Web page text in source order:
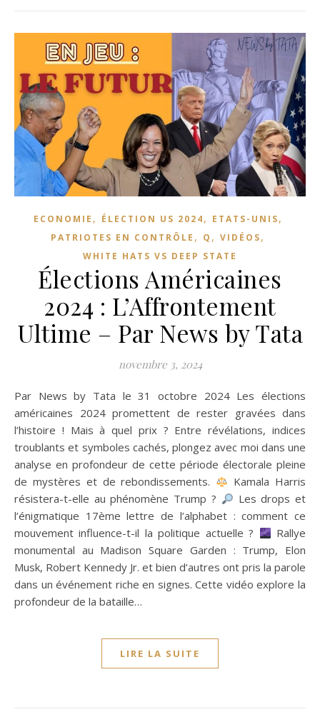
ECONOMIE , ÉLECTION US 2024, ETATS-UNIS,
PATRIOTES EN CONTRÔLE , Q , VIDÉOS,
WHITE HATS VS DEEP STATE
Élections Américaines
2024 : L’Affrontement
Ultime – Par News by Tata
novembre 3, 2024
Par News by Tata le 31 octobre 2024 Les élections
américaines 2024 promettent de rester gravées dans
l’histoire ! Mais à quel prix ? Entre révélations, indices
troublants et symboles cachés, plongez avec moi dans une
analyse en profondeur de cette période électorale pleine
de mystères et de rebondissements.
Kamala Harris
résistera-t-elle au phénomène Trump ?
Les drops et
l’énigmatique 17ème lettre de l’alphabet : comment ce
mouvement influence-t-il la politique actuelle ?
Rallye
monumental au Madison Square Garden : Trump, Elon
Musk, Robert Kennedy Jr. et bien d’autres ont pris la parole
dans un événement riche en signes. Cette vidéo explore la
profondeur de la bataille…
LIRE LA SUITE